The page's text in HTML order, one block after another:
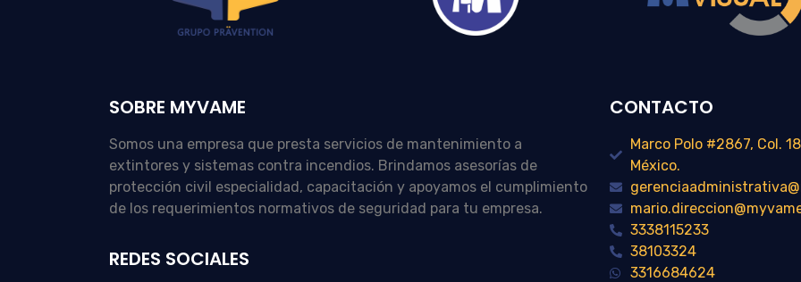
SOBRE MYVAME
Somos una empresa que presta servicios de mantenimiento a
extintores y sistemas contra incendios. Brindamos asesorías de
protección civil especialidad, capacitación y apoyamos el cumplimiento
de los requerimientos normativos de seguridad para tu empresa.
REDES SOCIALES
CONTACTO
Marco Polo #2867, Col.
México.
3338115233
38103324
3316684624